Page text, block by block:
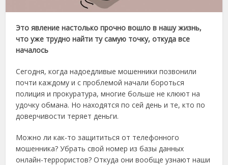
Это явление настолько прочно вошло в нашу жизнь,
что уже трудно найти ту самую точку, откуда все
началось
Сегодня, когда надоедливые мошенники позвонили
почти каждому и с проблемой начали бороться
полиция и прокуратура, многие больше не клюют на
удочку обмана. Но находятся по сей день и те, кто по
доверчивости теряет деньги.
Можно ли как-то защититься от телефонного
мошенника? Убрать свой номер из базы данных
онлайн-террористов? Откуда они вообще узнают наши